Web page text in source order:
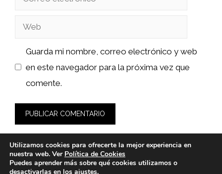
Web
Guarda mi nombre, correo electrónico y web
en este navegador para la próxima vez que
comente.
Utilizamos cookies para ofrecerte la mejor experiencia en
nuestra web. Ver Política de Cookies
Puedes aprender más sobre qué cookies utilizamos o
desactivarlas en los ajustes.